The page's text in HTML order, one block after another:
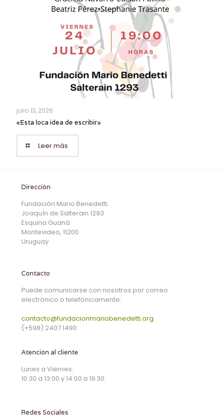
julio 13, 2026
«Esta loca idea de escribir»
Leer más
Dirección
Fundación Mario Benedetti
Joaquín de Salterain 1293
Esquina Guaná
Montevideo, 11200
Uruguay
Contacto
Puede comunicarse con nosotros por correo
electrónico o telefónicamente:
contacto@fundacionmariobenedetti.org
(+598) 2407 1490
Atención al cliente
Lunes a Viernes:
10:30 a 13:00 y 14:00 a 19:30
Redes Sociales